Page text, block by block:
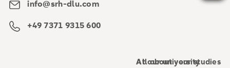
info@srh-dlu.com
+49 7371 9315 600
All about your studies
At our university